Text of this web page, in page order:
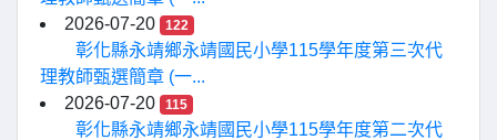
2026-07-20
122
彰化縣永靖鄉永靖國民小學115學年度第三次代
理教師甄選簡章 (一...
2026-07-20
115
彰化縣永靖鄉永靖國民小學115學年度第二次代